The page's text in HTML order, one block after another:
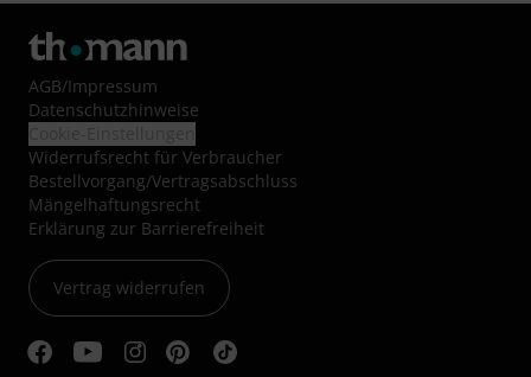
AGB/Impressum
Datenschutzhinweise
Widerrufsrecht für Verbraucher
Bestellvorgang/Vertragsabschluss
Mängelhaftungsrecht
Erklärung zur Barrierefreiheit
Vertrag widerrufen